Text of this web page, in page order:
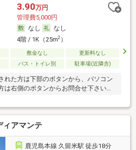
3.90万円
管理費5,000円
なし
なし
4階 / 1K（25m2）
敷金なし
更新料なし
バス・トイレ別 駐車場(近隣含)
れた方は下部のボタンから、パソコン
は右側のボタンからお問合せ下さい
ィアマンテ
鹿児島本線 久留米駅 徒歩18分